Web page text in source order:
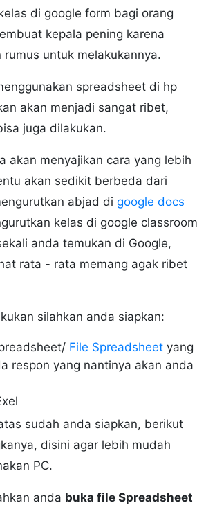
di google form bagi orang
kepala pening karena
rumus untuk melakukannya.
spreadsheet di hp
akan menjadi sangat ribet,
juga dilakukan.
akan menyajikan cara yang lebih
akan sedikit berbeda dari
abjad di google docs
kelas di google classroom
anda temukan di Google,
rata - rata memang agak ribet
silahkan anda siapkan:
File Spreadsheet yang
respon yang nantinya akan anda
sudah anda siapkan, berikut
disini agar lebih mudah
PC.
anda buka file Spreadsheet